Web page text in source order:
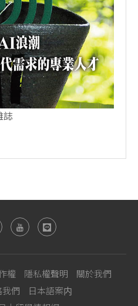
誌
權 隱私權聲明
關於我們
們
日本語案内